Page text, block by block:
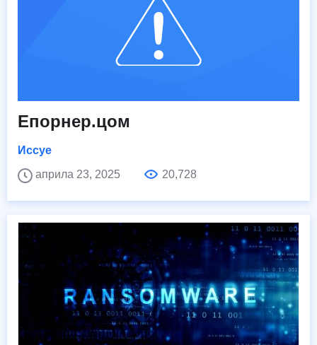
Епорнер.цом
Иссуе
априла 23, 2025
20,728